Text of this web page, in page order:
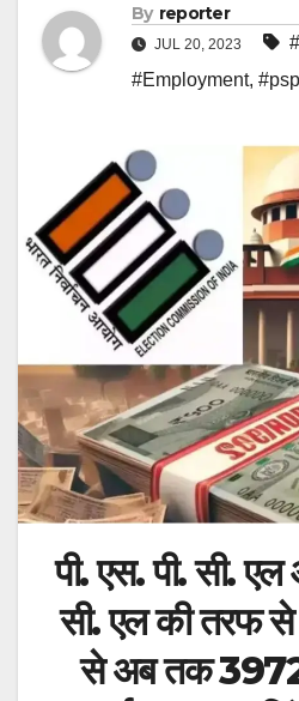
By reporter
JUL 20, 2023
#Employment,
पी. एस. पी. सी.
सी. एल की तरफ
से अब तक 3972